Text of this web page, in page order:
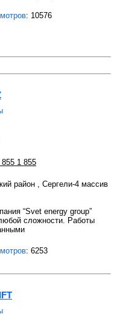
: 10576
1 855
район , Сергели-4 массив
“Svet energy group”
сложности. Работы
: 6253